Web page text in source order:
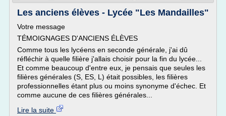
Les anciens élèves - Lycée "Les Mandailles"
Votre message
TÉMOIGNAGES D'ANCIENS ÉLÈVES
Comme tous les lycéens en seconde générale, j'ai dû
réfléchir à quelle filière j'allais choisir pour la fin du lycée...
Et comme beaucoup d'entre eux, je pensais que seules les
filières générales (S, ES, L) était possibles, les filières
professionnelles étant plus ou moins synonyme d'échec. Et
comme aucune de ces filières générales...
Lire la suite